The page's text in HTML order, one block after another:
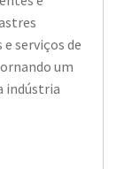
serviços de
um
indústria